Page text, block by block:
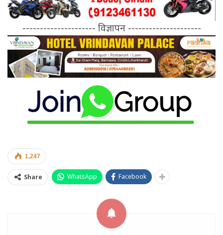
--------------------- विज्ञापन ---------------------
1,247
Share WhatsApp Facebook